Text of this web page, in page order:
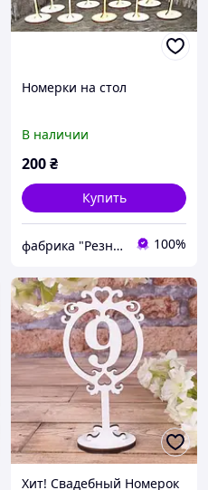
Номерки на стол
В наличии
200₴
Купить
фабрика "Резной Декор" 100%
Хит! Свадебный Номерок